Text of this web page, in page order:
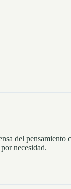
del pensamiento
necesidad.